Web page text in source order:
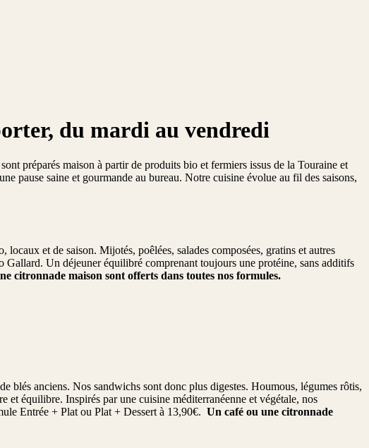
du mardi au vendredi
préparés maison à partir de produits bio et fermiers issus de la Touraine et
pause saine et gourmande au bureau. Notre cuisine évolue au fil des saisons,
et de saison. Mijotés, poêlées, salades composées, gratins et autres
Gallard. Un déjeuner équilibré comprenant toujours une protéine, sans additifs
citronnade maison sont offerts dans toutes nos formules.
blés anciens. Nos sandwichs sont donc plus digestes. Houmous, légumes rôtis,
et équilibre. Inspirés par une cuisine méditerranéenne et végétale, nos
Entrée + Plat ou Plat + Dessert à 13,90€. Un café ou une citronnade